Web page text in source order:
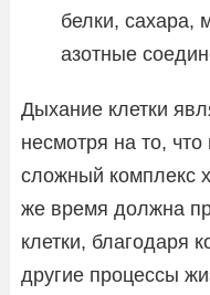
белки,
азотные
Дыхание клетки
несмотря на то,
сложный комплекс
же время должна
клетки, благодаря
другие процессы